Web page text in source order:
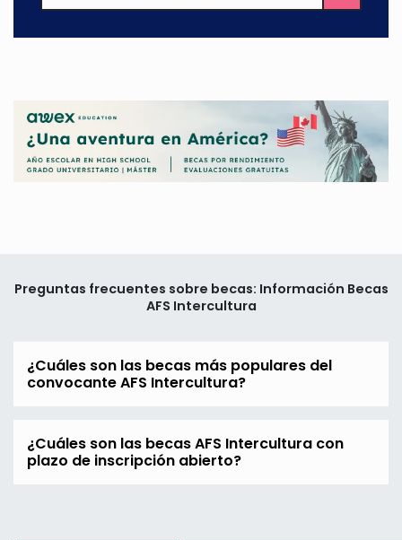
Preguntas frecuentes sobre becas: Información Becas
AFS Intercultura
¿Cuáles son las becas más populares del
convocante AFS Intercultura?
¿Cuáles son las becas AFS Intercultura con
plazo de inscripción abierto?